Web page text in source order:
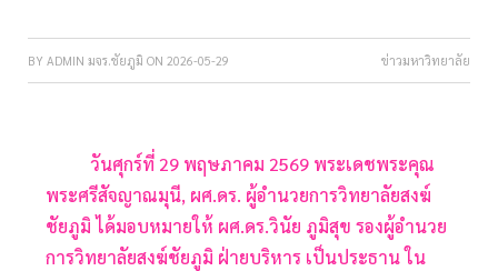
BY ADMIN มจร.ชัยภูมิ ON 2026-05-29 ข่าวมหาวิทยาลัย
วันศุกร์ที่ 29 พฤษภาคม 2569 พระเดชพระคุณ
พระศรีสัจญาณมุนี, ผศ.ดร. ผู้อำนวยการวิทยาลัยสงฆ์
ชัยภูมิ ได้มอบหมายให้ ผศ.ดร.วินัย ภูมิสุข รองผู้อำนวย
การวิทยาลัยสงฆ์ชัยภูมิ ฝ่ายบริหาร เป็นประธาน ใน